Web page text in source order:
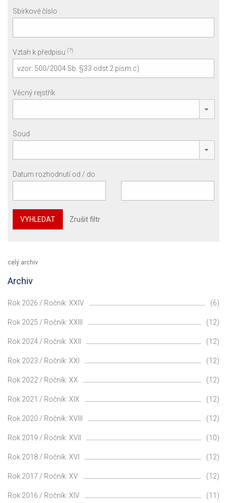
Sbírkové číslo
Vztah k předpisu (?)
Věcný rejstřík
Soud
Datum rozhodnutí od / do
VYHLEDAT Zrušit filtr
celý archiv
Archiv
Rok 2026 / Ročník: XXIV (6)
Rok 2025 / Ročník: XXIII (12)
Rok 2024 / Ročník: XXII (12)
Rok 2023 / Ročník: XXI (12)
Rok 2022 / Ročník: XX (12)
Rok 2021 / Ročník: XIX (12)
Rok 2020 / Ročník: XVIII (12)
Rok 2019 / Ročník: XVII (10)
Rok 2018 / Ročník: XVI (12)
Rok 2017 / Ročník: XV (12)
Rok 2016 / Ročník: XIV (11)